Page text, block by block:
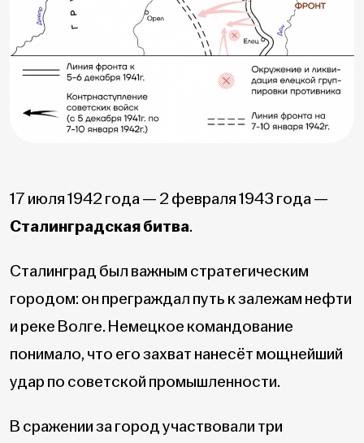
17 июля 1942 года — 2 февраля 1943 года —
Сталинградская битва.
Сталинград был важным стратегическим
городом: он преграждал путь к залежам нефти
и реке Волге. Немецкое командование
понимало, что его захват нанесёт мощнейший
удар по советской промышленности.
В сражении за город участвовали три